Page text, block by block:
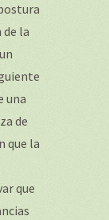
la
una
de
que la
que